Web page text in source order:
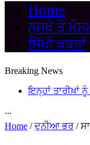
Home
ਨੁਸਖੇ ਤੇ
ਸਿੱਖੀ ਖਬਰਾਂ
Breaking News
ਇਨ੍ਹਾਂ ਤਾਰੀਖ਼ਾਂ
...
Home / ਦੁਨੀਆ ਭਰ /